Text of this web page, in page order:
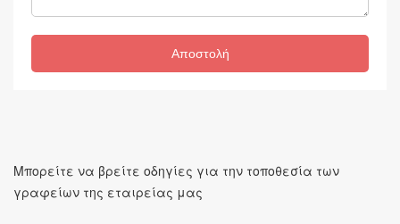
Αποστολή
Μπορείτε να βρείτε οδηγίες για την τοποθεσία των
γραφείων της εταιρείας μας